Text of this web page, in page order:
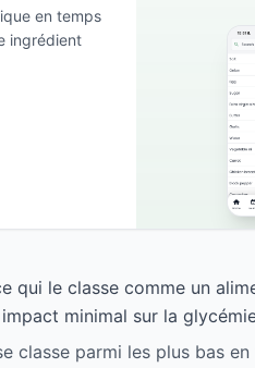
en temps
ingrédient
qui le classe comme un
minimal sur la
classe parmi les plus bas